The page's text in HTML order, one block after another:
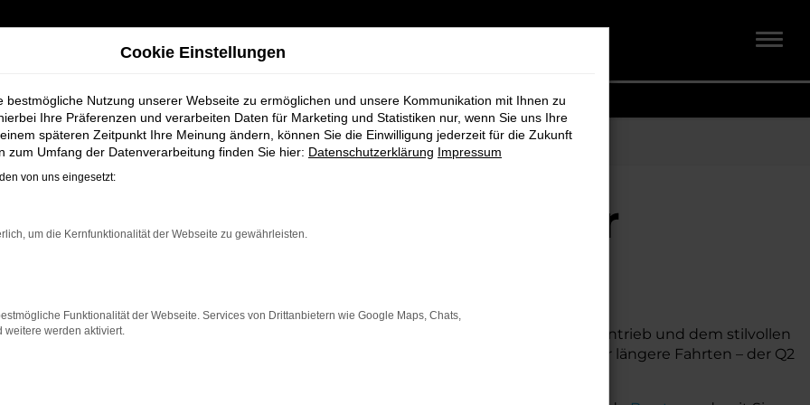
+ Koch für Nordenham
bei Schmidt + Koch für
einen Neuwagen suchen. Mit seiner modernen Technik, seinem effizienten Antrieb und dem stilvollen
und komfortables Fahrzeug möchte. Egal, ob für den Stadtverkehr oder längere Fahrten – der Q2
und eine herausragende Wirtschaftlichkeit.
Cookie Einstellungen
bestmögliche Nutzung unserer Webseite zu ermöglichen und unsere Kommunikation mit Ihnen zu
Ihre Präferenzen und verarbeiten Daten für Marketing und Statistiken nur, wenn Sie uns Ihre
späteren Zeitpunkt Ihre Meinung ändern, können Sie die Einwilligung jederzeit für die Zukunft
zum Umfang der Datenverarbeitung finden Sie hier: Datenschutzerklärung Impressum
von uns eingesetzt:
um die Kernfunktionalität der Webseite zu gewährleisten.
Funktionalität der Webseite. Services von Drittanbietern wie Google Maps, Chats,
weitere werden aktiviert.